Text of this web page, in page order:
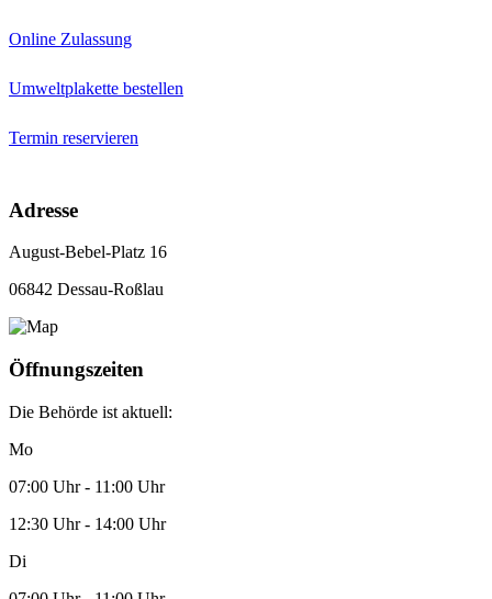
Online Zulassung
Umweltplakette bestellen
Termin reservieren
Adresse
August-Bebel-Platz 16
06842 Dessau-Roßlau
Öffnungszeiten
Die Behörde ist aktuell:
Mo
07:00 Uhr - 11:00 Uhr
12:30 Uhr - 14:00 Uhr
Di